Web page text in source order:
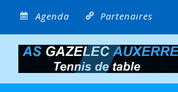
Agenda Partenaires